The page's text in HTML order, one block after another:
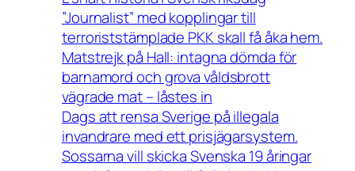
”Journalist” med kopplingar till
terroriststämplade PKK skall få åka hem.
Matstrejk på Hall: intagna dömda för
barnamord och grova våldsbrott
vägrade mat – låstes in
Dags att rensa Sverige på illegala
invandrare med ett prisjägarsystem.
Sossarna vill skicka Svenska 19 åringar